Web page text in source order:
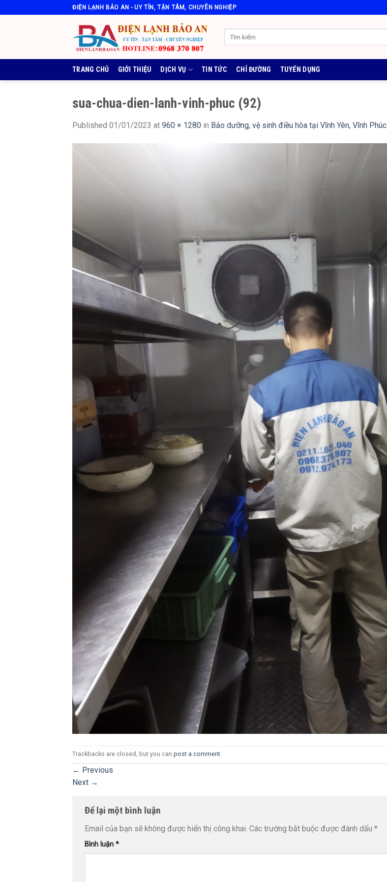
to
ĐIỆN LẠNH BẢO AN - UY TÍN, TẬN TÂM, CHUYÊN NGHIỆP
TRANG CHỦ GIỚI THIỆU DỊCH VỤ TIN TỨC CHỈ ĐƯỜNG TUYỂN DỤNG
sua-chua-dien-lanh-vinh-phuc (92)
Published 01/01/2023 at 960 × 1280 in Bảo dưỡng, vệ sinh điều hòa tại Vĩnh Yên, Vĩnh Phúc
Trackbacks are closed, but you can post a comment
← Previous
Next →
Để lại một bình luận
Email của bạn sẽ không được hiển thị công khai. Các trường bắt buộc được đánh dấu *
Bình luận *